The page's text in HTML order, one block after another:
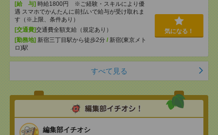
[給 与] 時給1800円 ※ご経験・スキルにより優
遇 スマホでかんたんに前払いで給与が受け取れま
す（※上限、条件あり）
[交通費]交通費全額支給（規定あり）
[勤務地] 新宿三丁目駅から徒歩2分 / 新宿(東京メト
ロ)駅
気になる！
すべて見る
編集部イチオシ